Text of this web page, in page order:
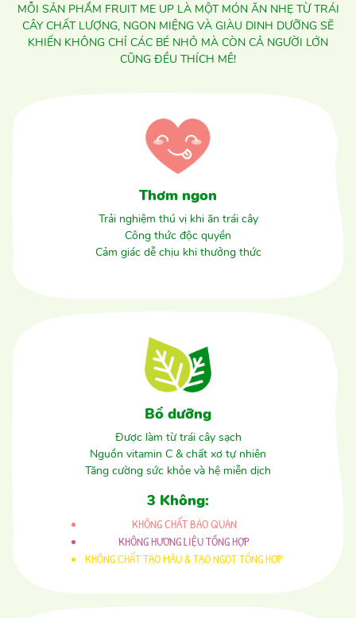
MỖI SẢN PHẨM FRUIT ME UP LÀ MỘT MÓN ĂN NHẸ TỪ TRÁI
CÂY CHẤT LƯỢNG, NGON MIỆNG VÀ GIÀU DINH DƯỠNG SẼ
KHIẾN KHÔNG CHỈ CÁC BÉ NHỎ MÀ CÒN CẢ NGƯỜI LỚN
CŨNG ĐỀU THÍCH MÊ!
Thơm ngon
Trải nghiệm thú vị khi ăn trái cây
Công thức độc quyền
Cảm giác dễ chịu khi thưởng thức
Bổ dưỡng
Được làm từ trái cây sạch
Nguồn vitamin C & chất xơ tự nhiên
Tăng cường sức khỏe và hệ miễn dịch
3 Không:
KHÔNG CHẤT BẢO QUẢN
KHÔNG HƯƠNG LIỆU TỔNG HỢP
KHÔNG CHẤT TẠO MÀU & TẠO NGỌT TỔNG HỢP